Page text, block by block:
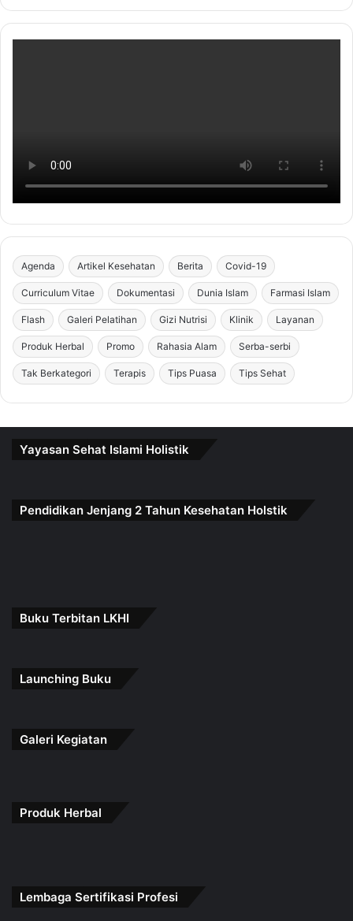
Agenda Artikel Kesehatan Berita Covid-19
Curriculum Vitae Dokumentasi Dunia Islam Farmasi Islam
Flash Galeri Pelatihan Gizi Nutrisi Klinik Layanan
Produk Herbal Promo Rahasia Alam Serba-serbi
Tak Berkategori Terapis Tips Puasa Tips Sehat
Yayasan Sehat Islami Holistik
Pendidikan Jenjang 2 Tahun Kesehatan Holstik
Buku Terbitan LKHI
Launching Buku
Galeri Kegiatan
Produk Herbal
Lembaga Sertifikasi Profesi